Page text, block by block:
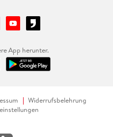
App herunter.
Widerrufsbelehrung